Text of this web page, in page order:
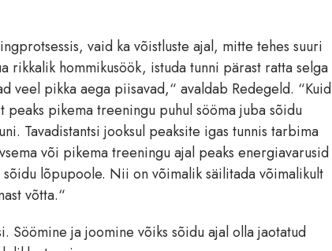
vaid ka võistluste ajal, mitte tehes suuri
rikkalik hommikusöök, istuda tunni pärast ratta selga
veel pikka aega piisavad,“ avaldab Redegeld. “Kuid
pikema treeningu puhul sööma juba sõidu
Tavadistantsi jooksul peaksite igas tunnis tarbima
või pikema treeningu ajal peaks energiavarusid
lõpupoole. Nii on võimalik säilitada võimalikult
võtta.“
Söömine ja joomine võiks sõidu ajal olla jaotatud